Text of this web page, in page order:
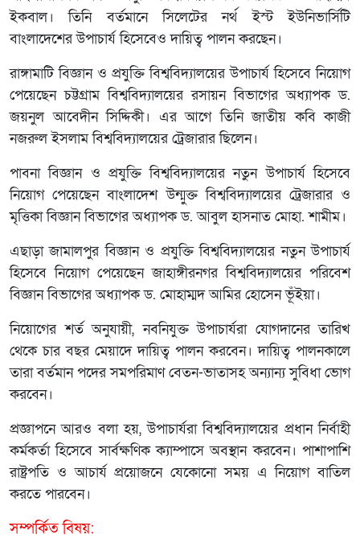
ইকবাল। তিনি বর্তমানে সিলেটের নর্থ ইস্ট ইউনিভার্সিটি
বাংলাদেশের উপাচার্য হিসেবেও দায়িত্ব পালন করছেন।
রাঙ্গামাটি বিজ্ঞান ও প্রযুক্তি বিশ্ববিদ্যালয়ের উপাচার্য হিসেবে নিয়োগ
পেয়েছেন চট্টগ্রাম বিশ্ববিদ্যালয়ের রসায়ন বিভাগের অধ্যাপক ড.
জয়নুল আবেদীন সিদ্দিকী। এর আগে তিনি জাতীয় কবি কাজী
নজরুল ইসলাম বিশ্ববিদ্যালয়ের ট্রেজারার ছিলেন।
পাবনা বিজ্ঞান ও প্রযুক্তি বিশ্ববিদ্যালয়ের নতুন উপাচার্য হিসেবে
নিয়োগ পেয়েছেন বাংলাদেশ উন্মুক্ত বিশ্ববিদ্যালয়ের ট্রেজারার ও
মৃত্তিকা বিজ্ঞান বিভাগের অধ্যাপক ড. আবুল হাসনাত মোহা. শামীম।
এছাড়া জামালপুর বিজ্ঞান ও প্রযুক্তি বিশ্ববিদ্যালয়ের নতুন উপাচার্য
হিসেবে নিয়োগ পেয়েছেন জাহাঙ্গীরনগর বিশ্ববিদ্যালয়ের পরিবেশ
বিজ্ঞান বিভাগের অধ্যাপক ড. মোহাম্মদ আমির হোসেন ভূঁইয়া।
নিয়োগের শর্ত অনুযায়ী, নবনিযুক্ত উপাচার্যরা যোগদানের তারিখ
থেকে চার বছর মেয়াদে দায়িত্ব পালন করবেন। দায়িত্ব পালনকালে
তারা বর্তমান পদের সমপরিমাণ বেতন-ভাতাসহ অন্যান্য সুবিধা ভোগ
করবেন।
প্রজ্ঞাপনে আরও বলা হয়, উপাচার্যরা বিশ্ববিদ্যালয়ের প্রধান নির্বাহী
কর্মকর্তা হিসেবে সার্বক্ষণিক ক্যাম্পাসে অবস্থান করবেন। পাশাপাশি
রাষ্ট্রপতি ও আচার্য প্রয়োজনে যেকোনো সময় এ নিয়োগ বাতিল
করতে পারবেন।
সম্পর্কিত বিষয়: